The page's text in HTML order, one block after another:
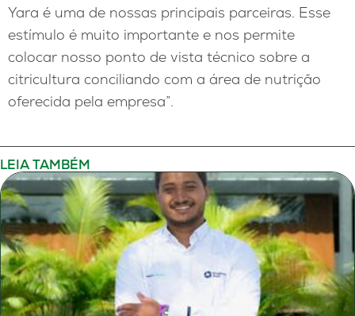
Yara é uma de nossas principais parceiras. Esse
estímulo é muito importante e nos permite
colocar nosso ponto de vista técnico sobre a
citricultura conciliando com a área de nutrição
oferecida pela empresa”.
LEIA TAMBÉM